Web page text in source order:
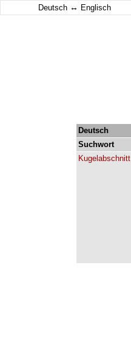
Deutsch ↔ Englisch
Deutsch
Suchwort
Kugelabschnitt